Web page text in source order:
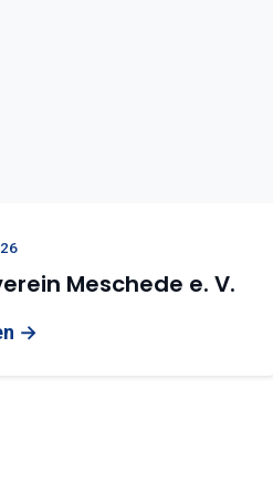
Meschede e. V.
→